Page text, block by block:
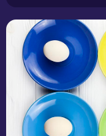
สี มีผลต่ออาหารอย่าง